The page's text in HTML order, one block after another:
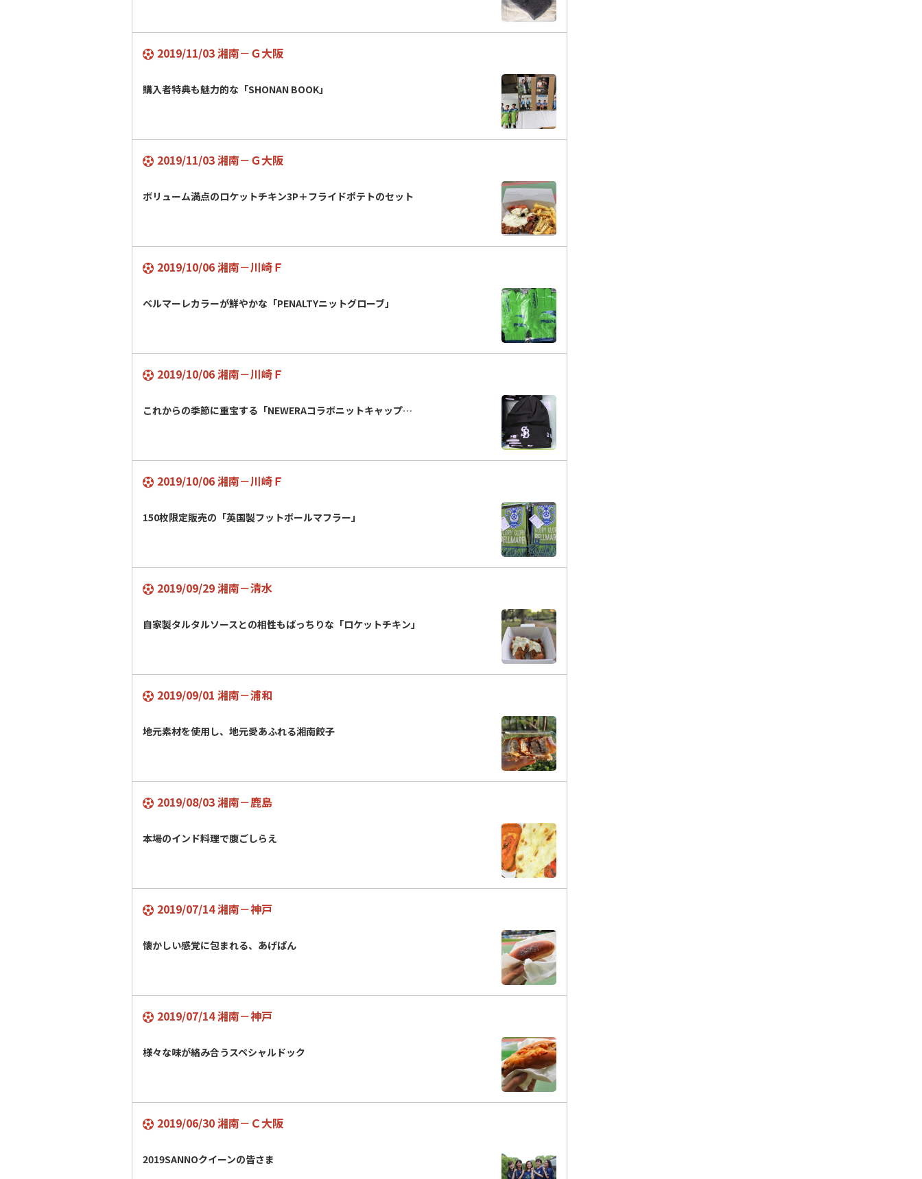
2019/11/03 湘南－Ｇ大阪
購入者特典も魅力的な「SHONAN BOOK」
2019/11/03 湘南－Ｇ大阪
ボリューム満点のロケットチキン3P＋フライドポテトのセット
2019/10/06 湘南－川崎Ｆ
ベルマーレカラーが鮮やかな「PENALTYニットグローブ」
2019/10/06 湘南－川崎Ｆ
これからの季節に重宝する「NEWERAコラボニットキャップ…
2019/10/06 湘南－川崎Ｆ
150枚限定販売の「英国製フットボールマフラー」
2019/09/29 湘南－清水
自家製タルタルソースとの相性もばっちりな「ロケットチキン」
2019/09/01 湘南－浦和
地元素材を使用し、地元愛あふれる湘南餃子
2019/08/03 湘南－鹿島
本場のインド料理で腹ごしらえ
2019/07/14 湘南－神戸
懐かしい感覚に包まれる、あげぱん
2019/07/14 湘南－神戸
様々な味が絡み合うスペシャルドック
2019/06/30 湘南－Ｃ大阪
2019SANNOクイーンの皆さま